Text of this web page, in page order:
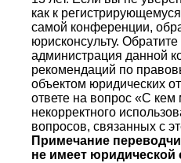
как к
самой конференции,
юрисконсульту.
администрация данной
рекомендаций по
объектом юридических
ответе на вопрос «С кем
некорректного
вопросов, связанных с
Примечание
не имеет юридической